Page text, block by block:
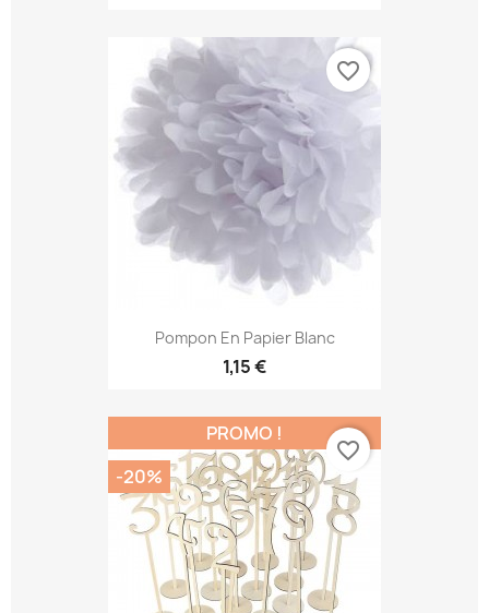
Pompon En Papier Blanc
1,15 €
favorite_border
PROMO !
-20%
favorite_border